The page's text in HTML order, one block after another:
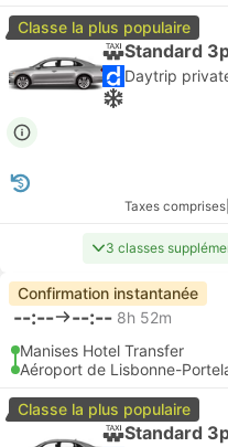
Classe la plus populaire
Standard
Taxes comprises
3 classes
Confirmation instantanée
--:-- --:-- 8h 52m
Manises Hotel Transfer
Aéroport de Lisbonne-
Classe la plus populaire
Standard